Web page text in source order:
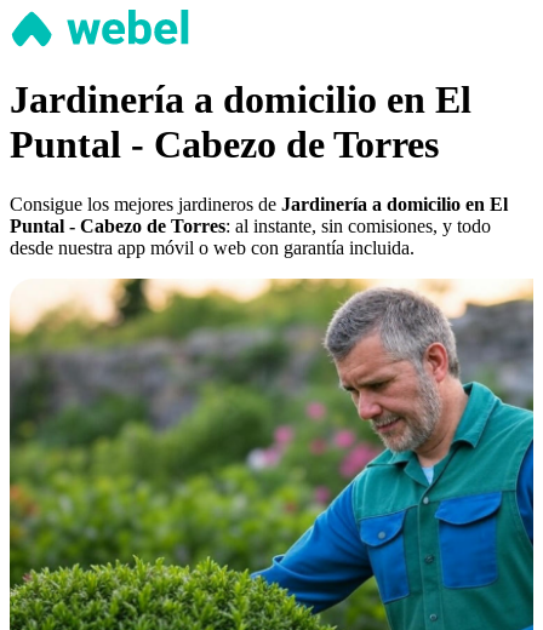
Jardinería a domicilio en El
Puntal - Cabezo de Torres
Consigue los mejores jardineros de Jardinería a domicilio en El
Puntal - Cabezo de Torres: al instante, sin comisiones, y todo
desde nuestra app móvil o web con garantía incluida.